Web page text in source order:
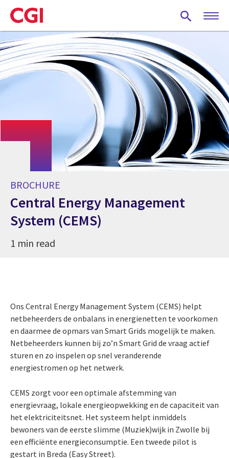
Skip
to
main
content
BROCHURE
Central Energy Management
System (CEMS)
1 min read
Ons Central Energy Management System (CEMS) helpt
netbeheerders de onbalans in energienetten te voorkomen
en daarmee de opmars van Smart Grids mogelijk te maken.
Netbeheerders kunnen bij zo’n Smart Grid de vraag actief
sturen en zo inspelen op snel veranderende
energiestromen op het netwerk.
CEMS zorgt voor een optimale afstemming van
energievraag, lokale energieopwekking en de capaciteit van
het elektriciteitsnet. Het systeem helpt inmiddels
bewoners van de eerste slimme (Muziek)wijk in Zwolle bij
een efficiënte energieconsumptie. Een tweede pilot is
gestart in Breda (Easy Street).